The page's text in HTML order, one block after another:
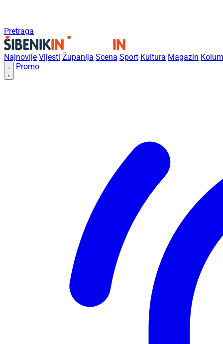
Pretraga
Najnovije Vijesti Županija Scena Sport Kultura Magazin
Promo